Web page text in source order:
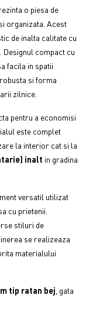
o piesa de
organizata. Acest
de inalta calitate cu
Designul compact cu
facila in spatii
si forma
zilnice.
pentru a economisi
este complet
la interior cat si la
inalt in gradina
versatil utilizat
cu prietenii.
stiluri de
se realizeaza
materialului
tip ratan bej gata